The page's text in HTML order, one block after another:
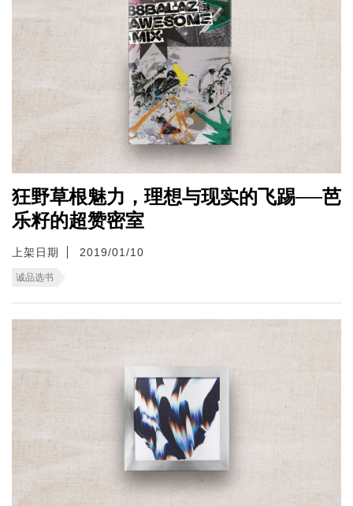
狂野草根魅力，理想与现实的飞踢──芭
乐籽的超赞密室
上架日期 2019/01/10
诚品选书